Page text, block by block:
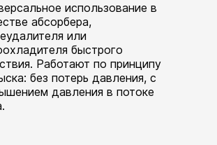
использование в
абсорбера,
или
быстрого
Работают по принципу
без потерь давления, с
давления в потоке